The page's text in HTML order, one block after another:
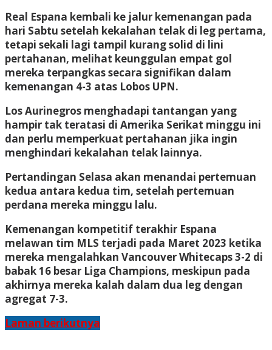
Real Espana kembali ke jalur kemenangan pada
hari Sabtu setelah kekalahan telak di leg pertama,
tetapi sekali lagi tampil kurang solid di lini
pertahanan, melihat keunggulan empat gol
mereka terpangkas secara signifikan dalam
kemenangan 4-3 atas Lobos UPN.
Los Aurinegros menghadapi tantangan yang
hampir tak teratasi di Amerika Serikat minggu ini
dan perlu memperkuat pertahanan jika ingin
menghindari kekalahan telak lainnya.
Pertandingan Selasa akan menandai pertemuan
kedua antara kedua tim, setelah pertemuan
perdana mereka minggu lalu.
Kemenangan kompetitif terakhir Espana
melawan tim MLS terjadi pada Maret 2023 ketika
mereka mengalahkan Vancouver Whitecaps 3-2 di
babak 16 besar Liga Champions, meskipun pada
akhirnya mereka kalah dalam dua leg dengan
agregat 7-3.
Laman berikutnya